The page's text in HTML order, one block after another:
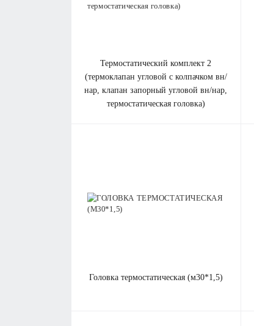
термостатический комплект 2
(термоклапан угловой с колпачком вн/
нар, клапан запорный угловой вн/нар,
термостатическая головка)
головка термостатическая (м30*1,5)